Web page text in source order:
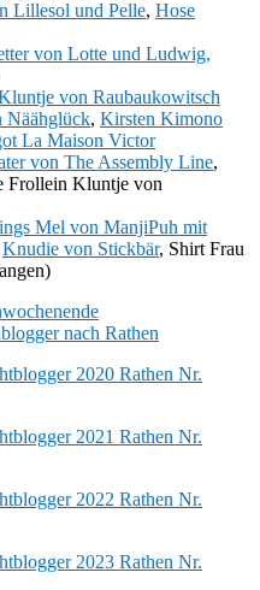
Lillesol und Pelle, Hose
von Lotte und Ludwig,
von Raubaukowitsch
Näähglück, Kirsten Kimono
La Maison Victor
von The Assembly Line,
Frollein Kluntje von
Mel von ManjiPuh mit
Knudie von Stickbär, Shirt Frau
nach Rathen
2020 Rathen Nr.
2021 Rathen Nr.
2022 Rathen Nr.
2023 Rathen Nr.